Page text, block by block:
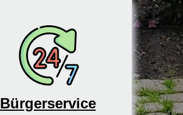
Bürgerservice